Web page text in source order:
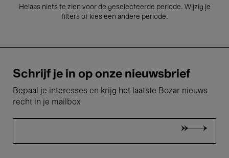
Helaas niets te zien voor de geselecteerde periode. Wijzig je
filters of kies een andere periode.
Schrijf je in op onze nieuwsbrief
Bepaal je interesses en krijg het laatste Bozar nieuws
recht in je mailbox